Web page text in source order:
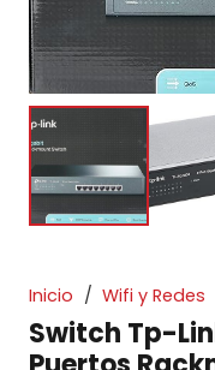
Inicio / Wifi y Redes
Switch Tp-